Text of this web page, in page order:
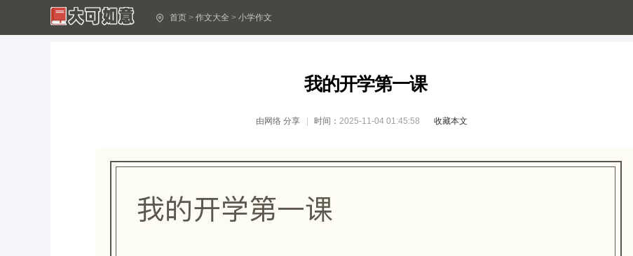
首页 > 作文大全 > 小学作文
我的开学第一课
由 网络 分享 时间： 2025-11-04 01:45:58 收藏本文
小学语文作文开头、结尾写作方法! 照着写, 孩子再也不会说写作文难了
有关二年级作文四篇
小学语文作文开头、结尾写作方法! 照着写, 孩子再也不会说写作文难了
有关二年级作文四篇